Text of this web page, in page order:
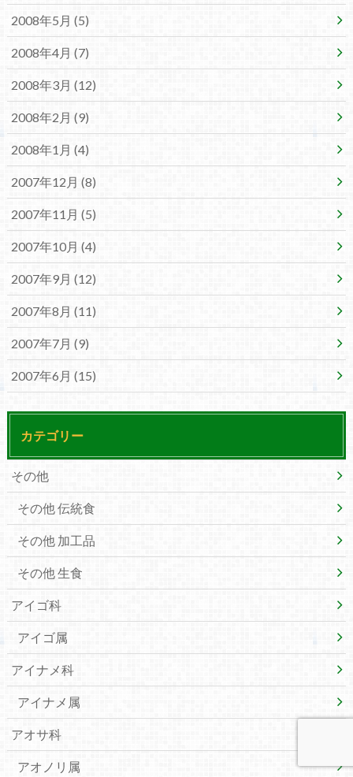
2008年5月 (5)
2008年4月 (7)
2008年3月 (12)
2008年2月 (9)
2008年1月 (4)
2007年12月 (8)
2007年11月 (5)
2007年10月 (4)
2007年9月 (12)
2007年8月 (11)
2007年7月 (9)
2007年6月 (15)
カテゴリー
その他
その他 伝統食
その他 加工品
その他 生食
アイゴ科
アイゴ属
アイナメ科
アイナメ属
アオサ科
アオノリ属